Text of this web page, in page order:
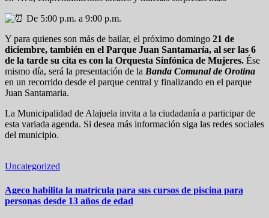
De 5:00 p.m. a 9:00 p.m.
Y para quienes son más de bailar, el próximo domingo 21 de
diciembre, también en el Parque Juan Santamaría, al ser las 6
de la tarde su cita es con la Orquesta Sinfónica de Mujeres. Ése
mismo día, será la presentación de la Banda Comunal de Orotina
en un recorrido desde el parque central y finalizando en el parque
Juan Santamaria.
La Municipalidad de Alajuela invita a la ciudadanía a participar de
esta variada agenda. Si desea más información siga las redes sociales
del municipio.
Uncategorized
Ageco habilita la matrícula para sus cursos de piscina para
personas desde 13 años de edad